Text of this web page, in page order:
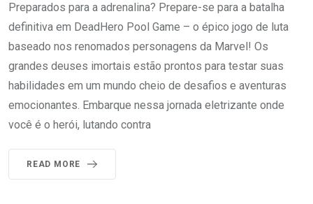
Preparados para a adrenalina? Prepare-se para a batalha
definitiva em DeadHero Pool Game – o épico jogo de luta
baseado nos renomados personagens da Marvel! Os
grandes deuses imortais estão prontos para testar suas
habilidades em um mundo cheio de desafios e aventuras
emocionantes. Embarque nessa jornada eletrizante onde
você é o herói, lutando contra
READ MORE